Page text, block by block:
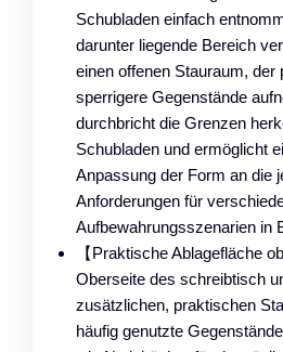
Schubladen einfach
darunter liegende Bereich
einen offenen Stauraum, der
sperrigere Gegenstände
durchbricht die Grenzen
Schubladen und ermöglicht
Anpassung der Form an die
Anforderungen für
Aufbewahrungsszenarien in
【Praktische Ablagefläche
Oberseite des schreibtisch
zusätzlichen, praktischen
häufig genutzte